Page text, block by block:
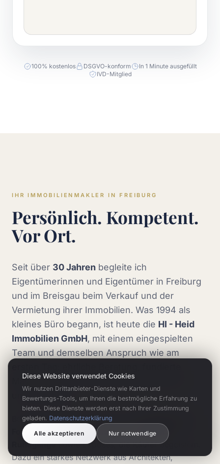
100% kostenlos DSGVO-konform
In 1 Minute ausgefüllt
IVD-Mitglied
IHR IMMOBILIENMAKLER IN FREIBURG
Persönlich. Kompetent.
Vor Ort.
Seit über 30 Jahren begleite ich
Eigentümerinnen und Eigentümer in Freiburg
und im Breisgau beim Verkauf und der
Vermietung ihrer Immobilien. Was 1994 als
kleines Büro begann, ist heute die HI - Heid
Immobilien GmbH, mit einem eingespielten
Team und demselben Anspruch wie am
Marktkenntnis und echte Leidenschaft für
unsere Region.
Bei jeder Immobilie setzen wir auf
Fotografie, Drohnenaufnahmen und 360°-
Rundgängesowie Exposés, die Käufer begeistern.
Dazu ein starkes Netzwerk aus Architekten,
Diese Website verwendet Cookies
Wir nutzen Drittanbieter-Dienste wie Karten und
Bewertungs-Tools, um Ihnen die bestmögliche Erfahrung zu
bieten. Diese Dienste werden erst nach Ihrer Zustimmung
geladen. Datenschutzerklärung
Alle akzeptieren Nur notwendige